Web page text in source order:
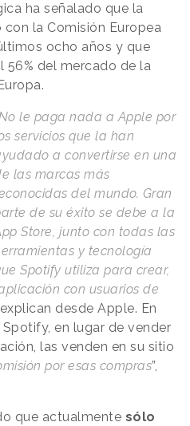
ha señalado que la
la Comisión Europea
ocho años y que
56% del mercado de la
le paga nada a Apple por
servicios que la han
a convertirse en una
las marcas más
del mundo. Gran
de su éxito se debe a la
Store, junto con todas las
y tecnología
Spotify utiliza para crear,
con usuarios de
explican desde Apple. En
en lugar de vender
las venden en su sitio
por esas compras”,
que actualmente sólo